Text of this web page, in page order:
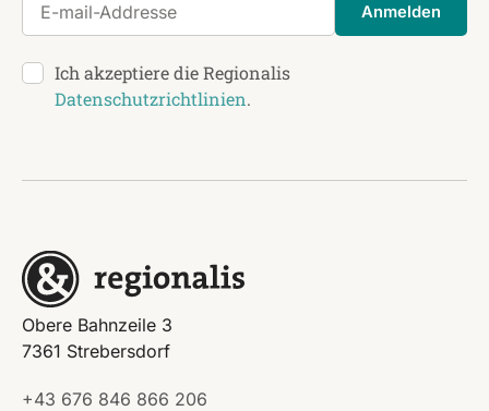
Anmelden
Ich akzeptiere die Regionalis
Datenschutzrichtlinien.
Obere Bahnzeile 3
7361 Strebersdorf
+43 676 846 866 206